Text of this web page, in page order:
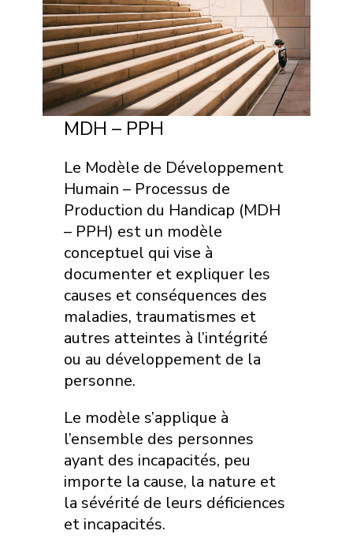
MDH – PPH
Le Modèle de Développement
Humain – Processus de
Production du Handicap (MDH
– PPH) est un modèle
conceptuel qui vise à
documenter et expliquer les
causes et conséquences des
maladies, traumatismes et
autres atteintes à l’intégrité
ou au développement de la
personne.
Le modèle s’applique à
l’ensemble des personnes
ayant des incapacités, peu
importe la cause, la nature et
la sévérité de leurs déficiences
et incapacités.